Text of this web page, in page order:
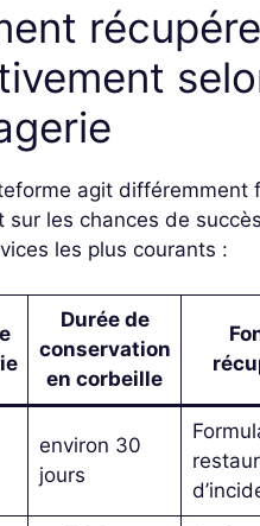
agit différemment
sur les chances de
les plus courants :
Durée de
conservation
en corbeille
environ 30
jours